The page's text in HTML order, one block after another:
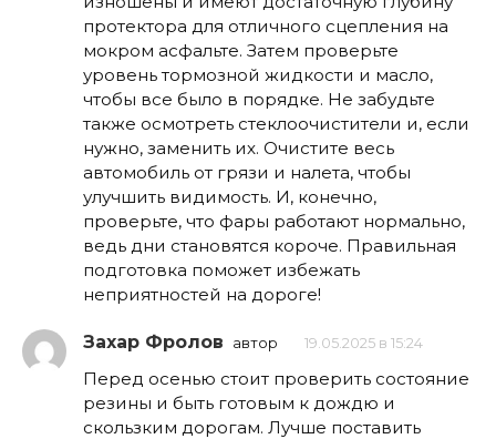
протектора для отличного сцепления на
мокром асфальте. Затем проверьте
уровень тормозной жидкости и масло,
чтобы все было в порядке. Не забудьте
также осмотреть стеклоочистители и, если
нужно, заменить их. Очистите весь
автомобиль от грязи и налета, чтобы
улучшить видимость. И, конечно,
проверьте, что фары работают нормально,
ведь дни становятся короче. Правильная
подготовка поможет избежать
неприятностей на дороге!
Захар Фролов автор 19.05.2025 в 15:24
Перед осенью стоит проверить состояние
резины и быть готовым к дождю и
скользким дорогам. Лучше поставить